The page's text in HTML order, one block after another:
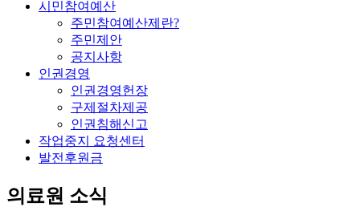
시민참여예산
주민참여예산제란?
주민제안
공지사항
인권경영
인권경영헌장
구제절차제공
인권침해신고
작업중지 요청센터
발전후원금
의료원 소식